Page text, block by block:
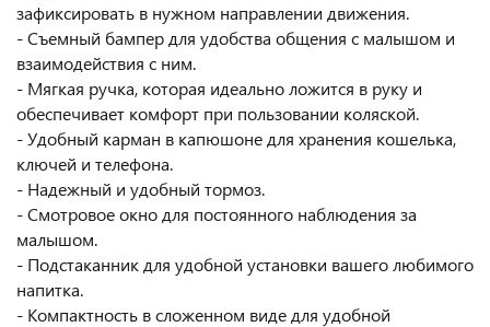
зафиксировать в нужном направлении движения.
- Съемный бампер для удобства общения с малышом и
взаимодействия с ним.
- Мягкая ручка, которая идеально ложится в руку и
обеспечивает комфорт при пользовании коляской.
- Удобный карман в капюшоне для хранения кошелька,
ключей и телефона.
- Надежный и удобный тормоз.
- Смотровое окно для постоянного наблюдения за
малышом.
- Подстаканник для удобной установки вашего любимого
напитка.
- Компактность в сложенном виде для удобной